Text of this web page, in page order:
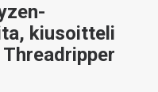
kiusoitteli